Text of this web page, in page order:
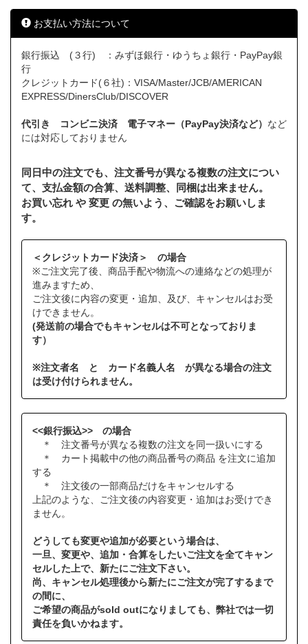
お支払い方法について
銀行振込 (３行) ：みずほ銀行・ゆうちょ銀行・PayPay銀
行
クレジットカード(６社)：VISA/Master/JCB/AMERICAN
EXPRESS/DinersClub/DISCOVER
代引き コンビニ決済 電子マネー（PayPay決済など） など
には対応しておりません
同日中の注文でも、注文番号が異なる複数の注文につい
て、支払金額の合算、送料調整、同梱は出来ません。
お買い忘れ や 変更 の無いよう、ご確認をお願いしま
す。
＜クレジットカード決済＞ の場合
※ご注文完了後、商品手配や物流への連絡などの処理が
進みますため、
ご注文後に内容の変更・追加、及び、キャンセルはお受
けできません。
(発送前の場合でもキャンセルは不可となっておりま
す）
※注文者名 と カード名義人名 が異なる場合の注文
は受け付けられません。
<<銀行振込>> の場合
＊ 注文番号が異なる複数の注文を同一扱いにする
＊ カート掲載中の他の商品番号の商品 を注文に追加
する
＊ 注文後の一部商品だけをキャンセルする
上記のような、ご注文後の内容変更・追加はお受けでき
ません。
どうしても変更や追加が必要という場合は、
一旦、変更や、追加・合算をしたいご注文を全てキャン
セルした上で、新たにご注文下さい。
尚、キャンセル処理後から新たにご注文が完了するまで
の間に、
ご希望の商品がsold outになりましても、弊社では一切
責任を負いかねます。